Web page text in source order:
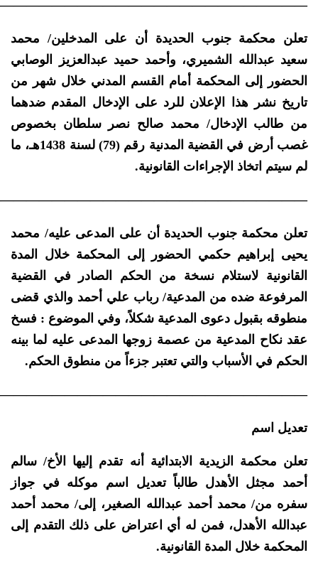
تعلن محكمة جنوب الحديدة أن على المدخلين/ محمد
سعيد عبدالله الشميري، وأحمد حميد عبدالعزيز الوصابي
الحضور إلى المحكمة أمام القسم المدني خلال شهر من
تاريخ نشر هذا الإعلان للرد على الإدخال المقدم ضدهما
من طالب الإدخال/ محمد صالح نصر سلطان بخصوص
غصب أرض في القضية المدنية رقم (79) لسنة 1438هـ، ما
لم سيتم اتخاذ الإجراءات القانونية.
تعلن محكمة جنوب الحديدة أن على المدعى عليه/ محمد
يحيى إبراهيم حكمي الحضور إلى المحكمة خلال المدة
القانونية لاستلام نسخة من الحكم الصادر في القضية
المرفوعة ضده من المدعية/ رباب علي أحمد والذي قضى
منطوقه بقبول دعوى المدعية شكلاً، وفي الموضوع : فسخ
عقد نكاح المدعية من عصمة زوجها المدعى عليه لما بينه
الحكم في الأسباب والتي تعتبر جزءاً من منطوق الحكم.
تعديل اسم
تعلن محكمة الزيدية الابتدائية أنه تقدم إليها الأخ/ سالم
أحمد مجثل الأهدل طالباً تعديل اسم موكله في جواز
سفره من/ محمد أحمد عبدالله الصغير، إلى/ محمد أحمد
عبدالله الأهدل، فمن له أي اعتراض على ذلك التقدم إلى
المحكمة خلال المدة القانونية.